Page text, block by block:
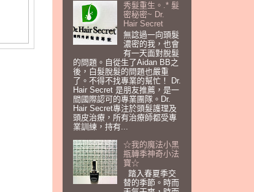
秀髮重生。.* 髮
密秘密~ Dr.
Hair Secret
無諗過一向頭髮
濃密的我，也會
有一天面對脫髮
的問題。自從生了Aidan BB之
後，白髮脫髮的問題也嚴重
了。不得不找專業的幫忙！ Dr.
Hair Secret 是朋友推薦，是一
間國際認可的專業團隊。Dr.
Hair Secret專注於頭髮護理及
頭皮治療，所有治療師都受專
業訓練，持有...
☆我的魔法小黑
瓶轉季神奇小法
寶☆
踏入春夏季交
替的季節。時而